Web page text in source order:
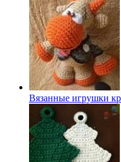
Вязанные игрушки